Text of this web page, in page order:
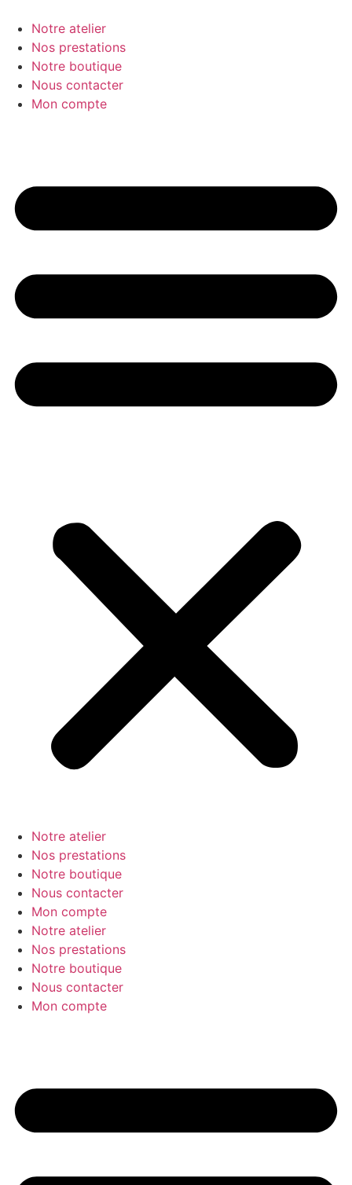
contenu
Notre atelier
Nos prestations
Notre boutique
Nous contacter
Mon compte
Notre atelier
Nos prestations
Notre boutique
Nous contacter
Mon compte
Notre atelier
Nos prestations
Notre boutique
Nous contacter
Mon compte